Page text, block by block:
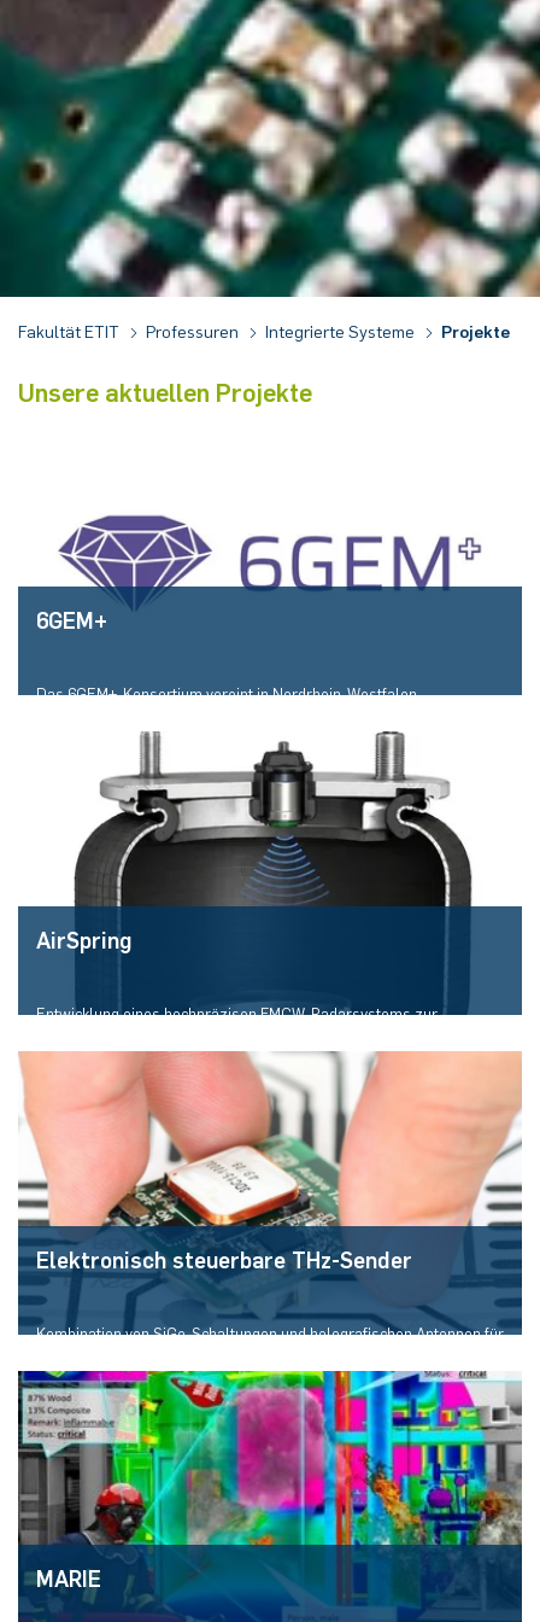
Fakultät ETIT Professuren Integrierte Systeme Projekte
Unsere aktuellen Projekte
6GEM+
Das 6GEM+-Konsortium vereint in Nordrhein-Westfalen
Material-, Komponenten-/Mikrochip- und Modulebene. Verfolgt wird
ein ganzheitlicher Ansatz von der Produktion über die Logistik bis hin
zum Menschen mit seinen Bedürfnissen nach Selbstbestimmung,
Privatsphäre und Sicherheit in Zeiten des Klimawandels.
AirSpring
Entwicklung eines hochpräzisen FMCW-Radarsystems zur
Elektronisch steuerbare THz-Sender
Kombination von SiGe-Schaltungen und holografischen Antennen für
MARIE